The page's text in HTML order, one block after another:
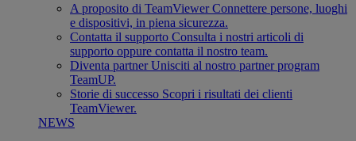
A proposito di TeamViewer Connettere persone, luoghi
e dispositivi, in piena sicurezza.
Contatta il supporto Consulta i nostri articoli di
supporto oppure contatta il nostro team.
Diventa partner Unisciti al nostro partner program
TeamUP.
Storie di successo Scopri i risultati dei clienti
TeamViewer.
NEWS